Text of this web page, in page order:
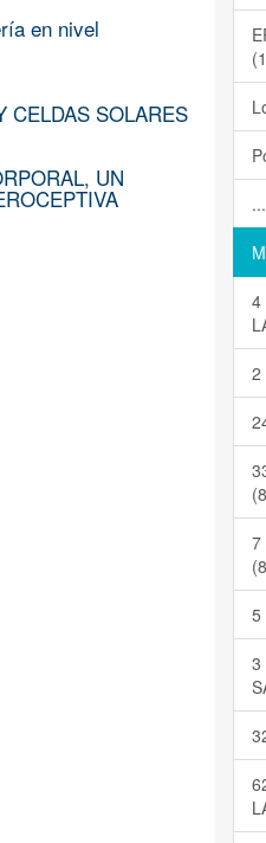
en nivel
CELDAS SOLARES
UN
4
2
7
5
3